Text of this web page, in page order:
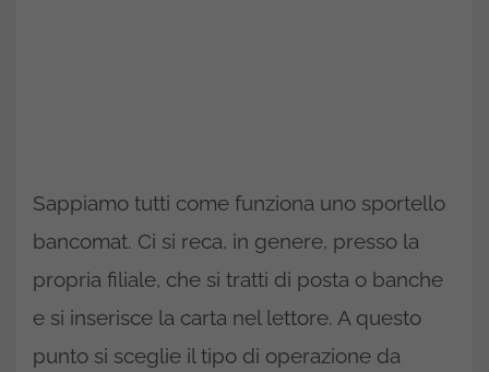
Sappiamo tutti come funziona uno sportello
bancomat. Ci si reca, in genere, presso la
propria filiale, che si tratti di posta o banche
e si inserisce la carta nel lettore. A questo
punto si sceglie il tipo di operazione da